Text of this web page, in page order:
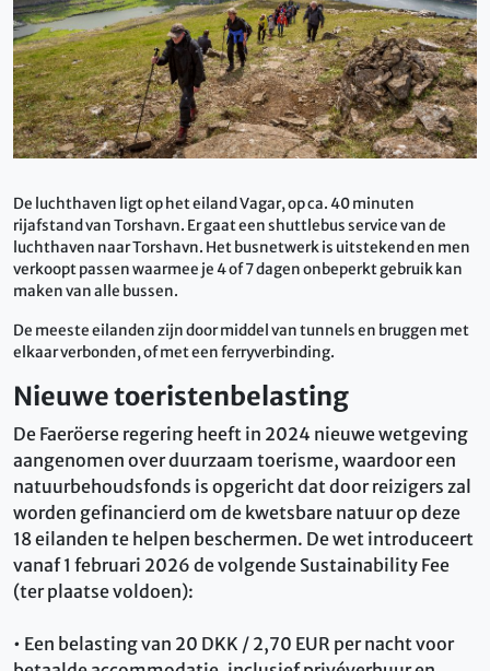
De luchthaven ligt op het eiland Vagar, op ca. 40 minuten
rijafstand van Torshavn. Er gaat een shuttlebus service van de
luchthaven naar Torshavn. Het busnetwerk is uitstekend en men
verkoopt passen waarmee je 4 of 7 dagen onbeperkt gebruik kan
maken van alle bussen.
De meeste eilanden zijn door middel van tunnels en bruggen met
elkaar verbonden, of met een ferryverbinding.
Nieuwe toeristenbelasting
De Faeröerse regering heeft in 2024 nieuwe wetgeving
aangenomen over duurzaam toerisme, waardoor een
natuurbehoudsfonds is opgericht dat door reizigers zal
worden gefinancierd om de kwetsbare natuur op deze
18 eilanden te helpen beschermen. De wet introduceert
vanaf 1 februari 2026 de volgende Sustainability Fee
(ter plaatse voldoen):
• Een belasting van 20 DKK / 2,70 EUR per nacht voor